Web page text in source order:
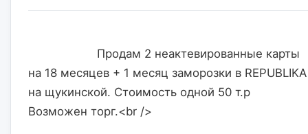
на 18 месяцев + 1 месяц заморозки в REPUBLIKA
на щукинской. Стоимость одной 50 т.р
Возможен торг.<br />